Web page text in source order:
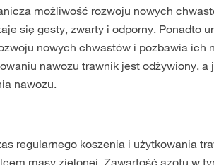
możliwość rozwoju nowych
się gesty, zwarty i odporny. Ponadto
nowych chwastów i pozbawia ich
nawozu trawnik jest odżywiony,
nawozu.
regularnego koszenia i użytkowania
masy zielonej. Zawartość azotu w